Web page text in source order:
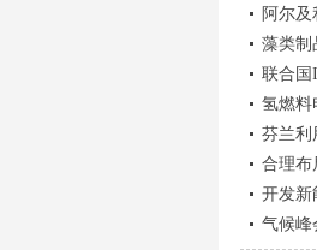
阿尔
藻类制
联合国
氢燃料
芬兰利
合理布
开发新
气候峰